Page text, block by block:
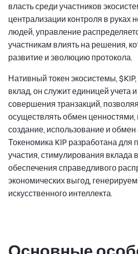
власть среди участников
централизации контроля в руках
людей, управление
участникам влиять на решения,
развитие и эволюцию протокола.
Нативный токен экосистемы,
вклад, он служит единицей учета
совершения транзакций,
осуществлять обмен ценностями,
создание, использование и
Токеномика KIP разработана для
участия, стимулирования вклада
обеспечения справедливого
экономических выгод,
искусственного интеллекта.